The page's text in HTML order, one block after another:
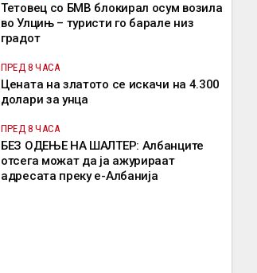
Тетовец со БМВ блокирал осум возила
во Улцињ – туристи го барале низ
градот
ПРЕД 8 ЧАСА
Цената на златото се искачи на 4.300
долари за унца
ПРЕД 8 ЧАСА
БЕЗ ОДЕЊЕ НА ШАЛТЕР: Албанците
отсега можат да ја ажурираат
адресата преку е-Албанија